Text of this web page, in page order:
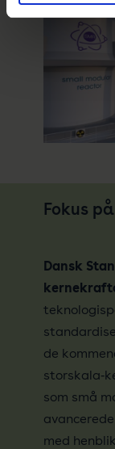
Fokus
Dansk
de
som små
med